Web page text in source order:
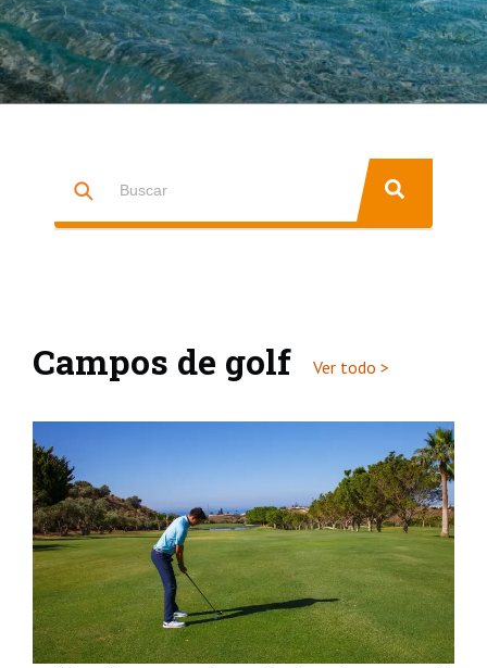
Esto es un campo de búsqueda con una función de texto
Campos de golf Ver todo >